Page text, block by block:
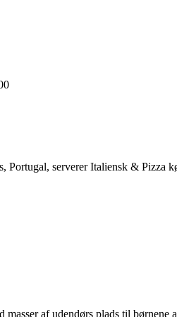
Portugal, serverer Italiensk & Pizza
masser af udendørs plads til